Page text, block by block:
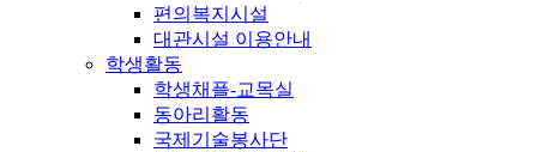
편의복지시설
대관시설 이용안내
학생활동
학생채플-교목실
동아리활동
국제기술봉사단